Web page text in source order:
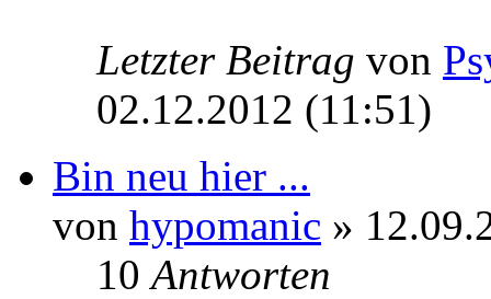
Letzter Beitrag von
02.12.2012 (11:51)
Bin neu hier ...
von hypomanic »
10Antworten